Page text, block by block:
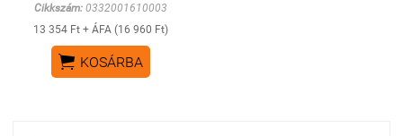
Cikkszám: 0332001610003
13 354 Ft + ÁFA (16 960 Ft)
 KOSÁRBA